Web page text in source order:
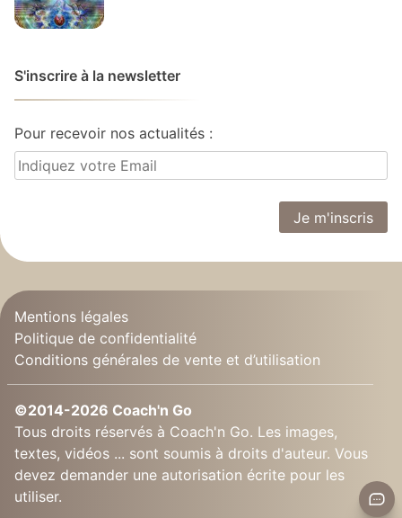
S'inscrire à la newsletter
Pour recevoir nos actualités :
Mentions légales
Politique de confidentialité
Conditions générales de vente et d’utilisation
©2014-2026 Coach'n Go
Tous droits réservés à Coach'n Go. Les images,
textes, vidéos ... sont soumis à droits d'auteur. Vous
devez demander une autorisation écrite pour les
utiliser.